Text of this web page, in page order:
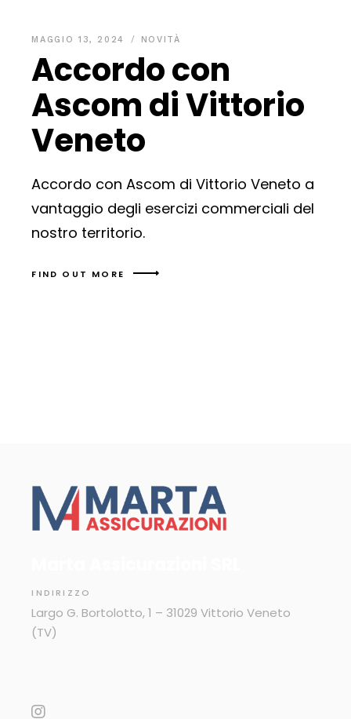
MAGGIO 13, 2024 NOVITÀ
Accordo con
Ascom di Vittorio
Veneto
Accordo con Ascom di Vittorio Veneto a
vantaggio degli esercizi commerciali del
nostro territorio.
FIND OUT MORE
INDIRIZZO
Largo G. Bortolotto, 1 – 31029 Vittorio Veneto
(TV)